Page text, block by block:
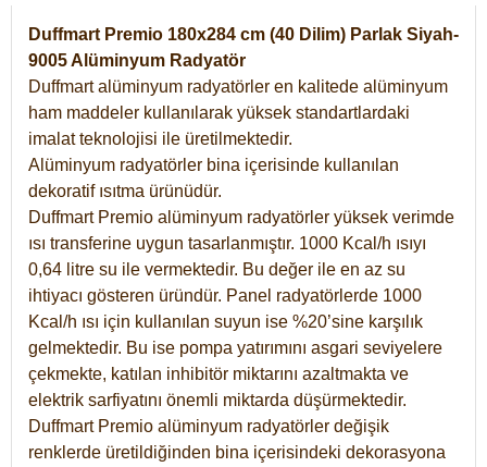
Duffmart Premio 180x284 cm (40 Dilim) Parlak Siyah-
9005 Alüminyum Radyatör
Duffmart alüminyum radyatörler en kalitede alüminyum
ham maddeler kullanılarak yüksek standartlardaki
imalat teknolojisi ile üretilmektedir.
Alüminyum radyatörler bina içerisinde kullanılan
dekoratif ısıtma ürünüdür.
Duffmart Premio alüminyum radyatörler yüksek verimde
ısı transferine uygun tasarlanmıştır. 1000 Kcal/h ısıyı
0,64 litre su ile vermektedir. Bu değer ile en az su
ihtiyacı gösteren üründür. Panel radyatörlerde 1000
Kcal/h ısı için kullanılan suyun ise %20’sine karşılık
gelmektedir. Bu ise pompa yatırımını asgari seviyelere
çekmekte, katılan inhibitör miktarını azaltmakta ve
elektrik sarfiyatını önemli miktarda düşürmektedir.
Duffmart Premio alüminyum radyatörler değişik
renklerde üretildiğinden bina içerisindeki dekorasyona